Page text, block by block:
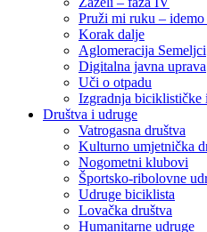
Pruži mi ruku – idemo
Korak dalje
Aglomeracija Semeljci
Digitalna javna uprava
Uči o otpadu
Izgradnja biciklističke
Društva i udruge
Vatrogasna društva
Kulturno umjetnička
Nogometni klubovi
Športsko-ribolovne
Udruge biciklista
Lovačka društva
Humanitarne udruge